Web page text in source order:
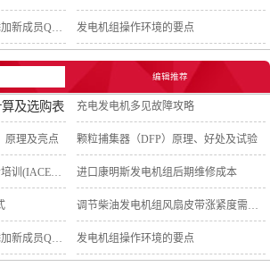
cummins移动型柴发机组添加新成员QSB5-G11系列 发电机组操作环境的要点
编辑推荐
及选购表 充电发电机多见故障攻略
原理及亮点 颗粒捕集器（DFP）原理、好处及试验
cummins开展发电机研讨会培训(IACET)认证工作 进口康明斯发电机组后期维修成本
调节柴油发电机组风扇皮带涨紧度需要注意哪些
cummins移动型柴发机组添加新成员QSB5-G11系列 发电机组操作环境的要点